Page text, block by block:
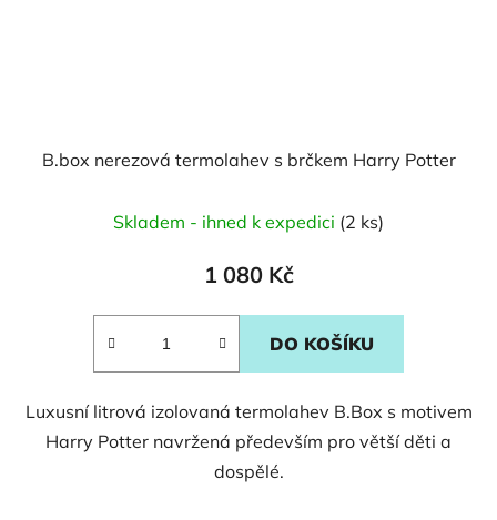
B.box nerezová termolahev s brčkem Harry Potter
Skladem - ihned k expedici (2 ks)
1 080 Kč
DO KOŠÍKU
Luxusní litrová izolovaná termolahev B.Box s motivem
Harry Potter navržená především pro větší děti a
dospělé.